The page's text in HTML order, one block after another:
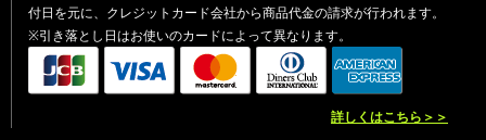
付日を元に、クレジットカード会社から商品代金の請求が行われます。
※引き落とし日はお使いのカードによって異なります。
詳しくはこちら＞＞